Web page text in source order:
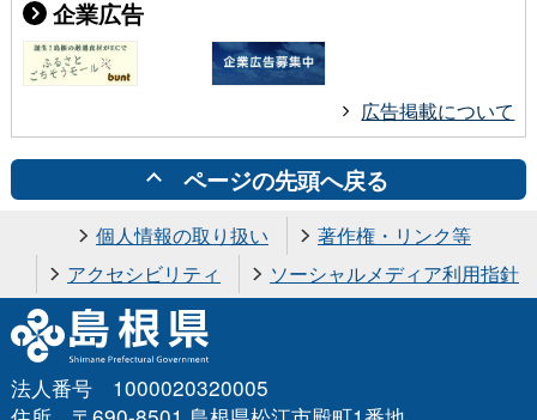
企業広告
広告掲載について
ページの先頭へ戻る
個人情報の取り扱い
著作権・リンク等
アクセシビリティ
ソーシャルメディア利用指針
法人番号 1000020320005